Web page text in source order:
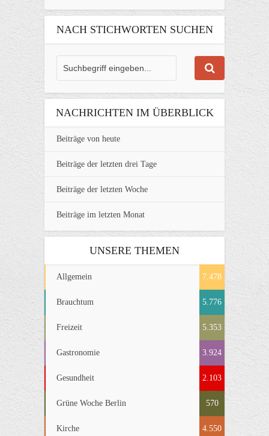
NACH STICHWORTEN SUCHEN
NACHRICHTEN IM ÜBERBLICK
Beiträge von heute
Beiträge der letzten drei Tage
Beiträge der letzten Woche
Beiträge im letzten Monat
UNSERE THEMEN
Allgemein 7.478
Brauchtum 5.776
Freizeit 5.353
Gastronomie 3.924
Gesundheit 2.103
Grüne Woche Berlin 570
Kirche 4.550